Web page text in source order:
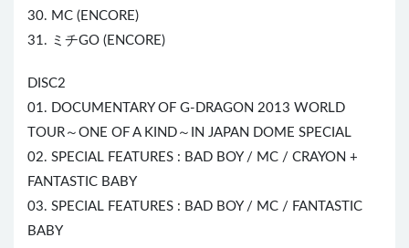
30. MC (ENCORE)
31. ミチGO (ENCORE)
DISC2
01. DOCUMENTARY OF G-DRAGON 2013 WORLD
TOUR～ONE OF A KIND～IN JAPAN DOME SPECIAL
02. SPECIAL FEATURES : BAD BOY / MC / CRAYON +
FANTASTIC BABY
03. SPECIAL FEATURES : BAD BOY / MC / FANTASTIC
BABY